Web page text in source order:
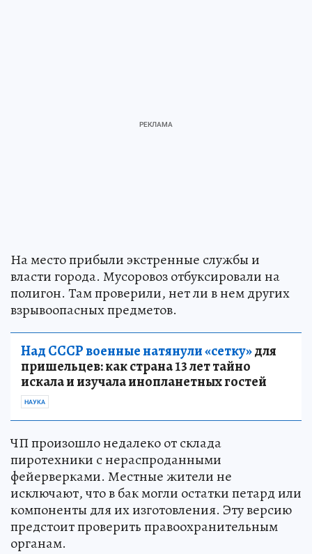
На место прибыли экстренные службы и
власти города. Мусоровоз отбуксировали на
полигон. Там проверили, нет ли в нем других
взрывоопасных предметов.
Над СССР военные натянули «сетку»для
пришельцев: как страна 13 лет тайно
искала и изучала инопланетных гостей
НАУКА
ЧП произошло недалеко от склада
пиротехники с нераспроданными
фейерверками. Местные жители не
исключают, что в бак могли остатки петард или
компоненты для их изготовления. Эту версию
предстоит проверить правоохранительным
органам.